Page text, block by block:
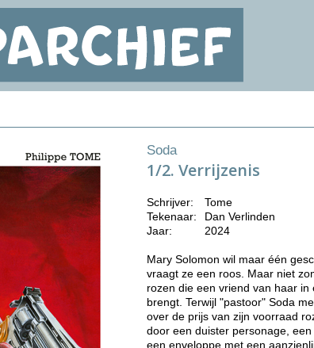
Soda
1/2. Verrijzenis
Schrijver:
Tome
Tekenaar:
Dan Verlinden
Jaar:
2024
Mary Solomon wil maar één
vraagt ze een roos. Maar niet
rozen die een vriend van haar
brengt. Terwijl "pastoor" Soda
over de prijs van zijn voorraad
door een duister personage,
een enveloppe met een